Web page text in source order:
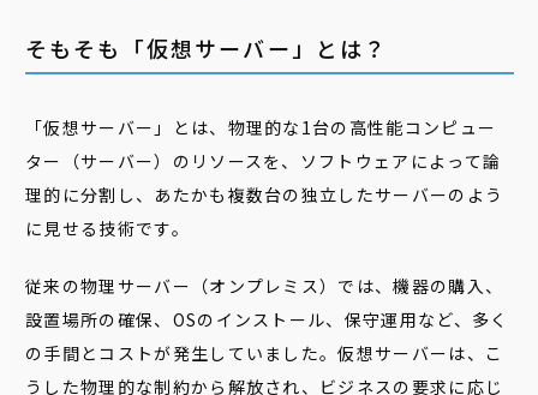
そもそも「仮想サーバー」とは？
「仮想サーバー」とは、物理的な1台の高性能コンピュー
ター（サーバー）のリソースを、ソフトウェアによって論
理的に分割し、あたかも複数台の独立したサーバーのよう
に見せる技術です。
従来の物理サーバー（オンプレミス）では、機器の購入、
設置場所の確保、OSのインストール、保守運用など、多く
の手間とコストが発生していました。仮想サーバーは、こ
うした物理的な制約から解放され、ビジネスの要求に応じ